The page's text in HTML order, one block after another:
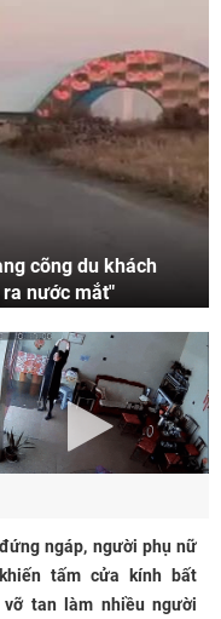
cõng du khách
nước mắt"
ngáp, người phụ nữ
tấm cửa kính bất
vỡ tan làm nhiều người